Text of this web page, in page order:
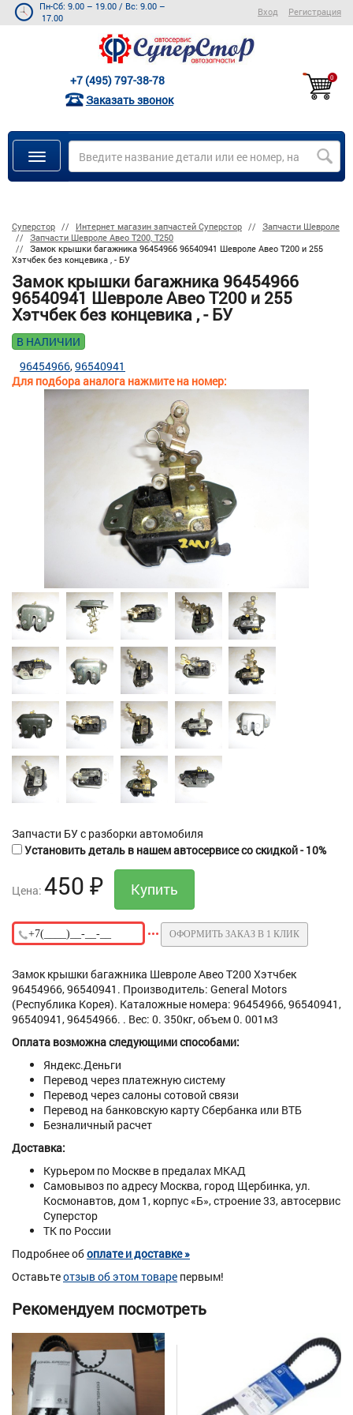
Пн-Сб: 9.00 – 19.00 / Вс: 9.00 –
17.00
Вход Регистрация
+7 (495) 797-38-78
Заказать звонок
0
Суперстор Интернет магазин запчастей Суперстор
Запчасти Шевроле
Запчасти Шевроле Авео Т200, Т250
Замок крышки багажника 96454966 96540941 Шевроле Авео Т200 и 255
Хэтчбек без концевика , - БУ
Замок крышки багажника 96454966
96540941 Шевроле Авео Т200 и 255
Хэтчбек без концевика , - БУ
В НАЛИЧИИ
Для подбора аналога нажмите на номер:
96454966 96540941
Запчасти БУ с разборки автомобиля
Установить деталь в нашем автосервисе со скидкой - 10%
Цена: 450 ₽
ОФОРМИТЬ ЗАКАЗ В 1 КЛИК
Замок крышки багажника Шевроле Авео Т200 Хэтчбек
96454966, 96540941. Производитель: General Motors
(Республика Корея). Каталожные номера: 96454966, 96540941,
96540941, 96454966. . Вес: 0. 350кг, объем 0. 001м3
Оплата возможна следующими способами:
Яндекс.Деньги
Перевод через платежную систему
Перевод через салоны сотовой связи
Перевод на банковскую карту Сбербанка или ВТБ
Безналичный расчет
Доставка:
Курьером по Москве в предалах МКАД
Самовывоз по адресу Москва, город Щербинка, ул.
Космонавтов, дом 1, корпус «Б», строение 33, автосервис
Суперстор
ТК по России
Подробнее обоплате и доставке »
Оставьтеотзыв об этом товаре первым!
Рекомендуем посмотреть